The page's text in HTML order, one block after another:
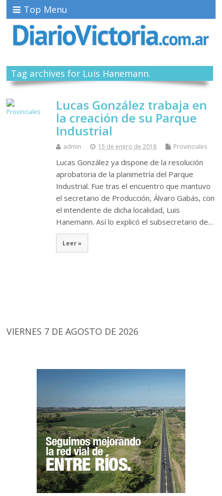
Top Menu
Tag archives for Luis Hanemann.
Lucas González trabaja en
la creación de su Parque
Industrial
admin 15 de enero de 2018 Provinciales
Lucas González ya dispone de la resolución
aprobatoria de la planimetría del Parque
Industrial. Fue tras el encuentro que mantuvo
el secretario de Producción, Álvaro Gabás, con
el intendente de dicha localidad, Luis
Hanemann. Así lo explicó el subsecretario de…
Leer »
VIERNES 7 DE AGOSTO DE 2026